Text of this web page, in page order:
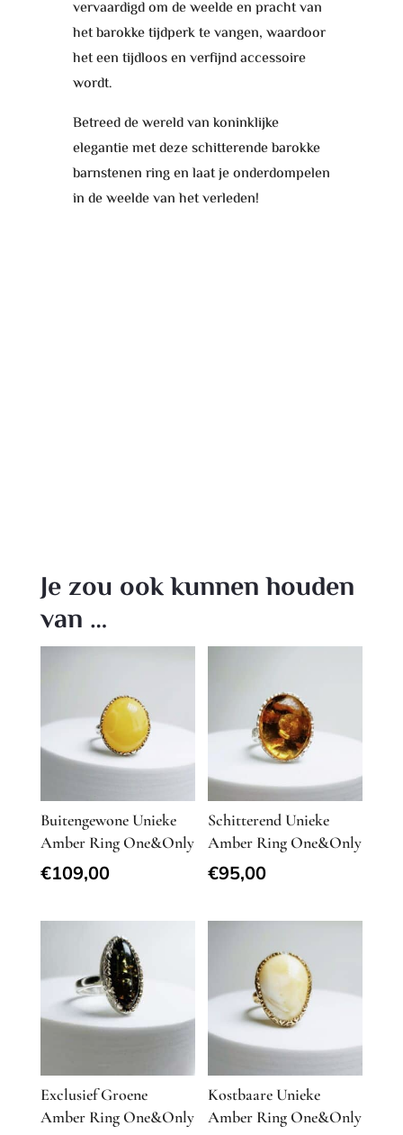
vervaardigd om de weelde en pracht van
het barokke tijdperk te vangen, waardoor
het een tijdloos en verfijnd accessoire
wordt.
Betreed de wereld van koninklijke
elegantie met deze schitterende barokke
barnstenen ring en laat je onderdompelen
in de weelde van het verleden!
Je zou ook kunnen houden
van …
Buitengewone Unieke
Amber Ring One&Only
€109,00
Schitterend Unieke
Amber Ring One&Only
€95,00
Exclusief Groene
Amber Ring One&Only
Kostbaare Unieke
Amber Ring One&Only